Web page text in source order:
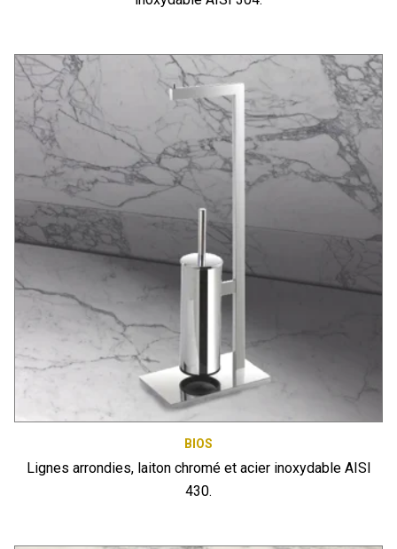
BIOS
Lignes arrondies, laiton chromé et acier inoxydable AISI
430.